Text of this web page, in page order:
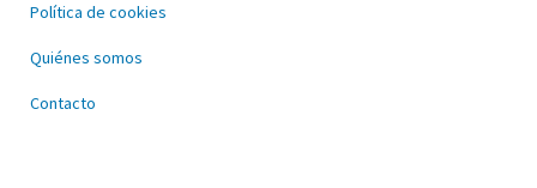
Política de cookies
Quiénes somos
Contacto